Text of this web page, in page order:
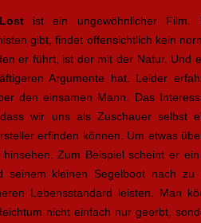
ist ein ungewöhnlicher Film.
gibt, findet offensichtlich kein
er führt, ist der mit der Natur. Und
Argumente hat. Leider
den einsamen Mann. Das
wir uns als Zuschauer selbst
erfinden können. Um etwas
hinsehen. Zum Beispiel scheint er
seinem kleinen Segelboot nach
Lebensstandard leisten. Man
nicht einfach nur geerbt,